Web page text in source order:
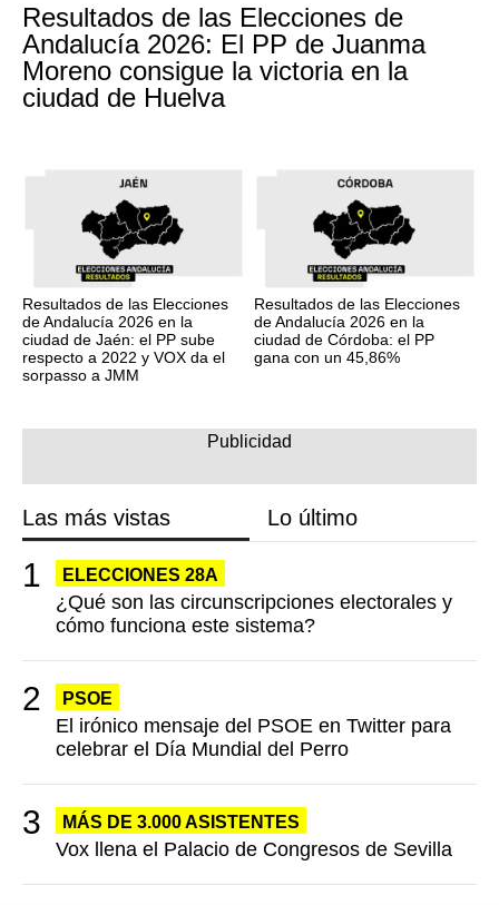
Resultados de las Elecciones de
Andalucía 2026: El PP de Juanma
Moreno consigue la victoria en la
ciudad de Huelva
Resultados de las Elecciones
de Andalucía 2026 en la
ciudad de Jaén: el PP sube
respecto a 2022 y VOX da el
sorpasso a JMM
Resultados de las Elecciones
de Andalucía 2026 en la
ciudad de Córdoba: el PP
gana con un 45,86%
Las más vistas Lo último
ELECCIONES 28A
¿Qué son las circunscripciones electorales y
cómo funciona este sistema?
PSOE
El irónico mensaje del PSOE en Twitter para
celebrar el Día Mundial del Perro
MÁS DE 3.000 ASISTENTES
Vox llena el Palacio de Congresos de Sevilla